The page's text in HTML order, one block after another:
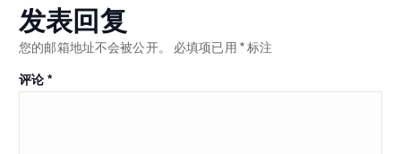
发表回复
您的邮箱地址不会被公开。 必填项已用*标注
评论*